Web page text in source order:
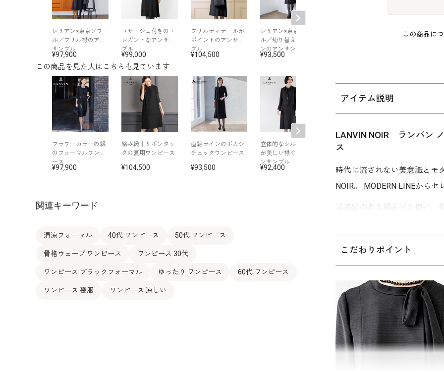
この商品を見た人はこちらも見ています
フラワーカラーの絽
のフォーマルワンピ
ース
97,900
絡み織｜リボンタッ
クの夏用ワンピース
104,500
直線ラインのボカシ
チェックワンピース
93,500
立体的なシルエット
が美しい襟ぐりのア
ンサンブル
92,400
絽素材で仕立てたフ
82,500 77,000
レリアン×東京ソワー
ル／フリル襟のアン
サンブル
97,900
コサージュ付きのエ
レガントなアンサン
ブル
99,000
フリルディテールが
ポイントのアンサン
ブル
104,500
レリアン×東京ソワー
ル／切り替えデザイ
ンのアンサンブル
93,500
グラフィカルモ
関連キーワード
清涼フォーマル 40代 ワンピース 50代 ワンピース
骨格ウェーブ ワンピース ワンピース 30代
ワンピース ブラックフォーマル ゆったり ワンピース 60代 ワンピース
ワンピース 喪服 ワンピース 涼しい
この商品に
アイテム説明
LANVIN NOIR ランバン
ス
時代に流されない美意識とモ
NOIR。 MODERN LINEから
清涼感のある絽素材を使い、
ウエスト部分を締め付けない
めです。 さらっとした肌触
セテート混の絽素材を使用。
なめらかなキュプラを使用。
着丈は参列者の喪服として一
ンを使用。 「標準」に比べ
こだわりポイント